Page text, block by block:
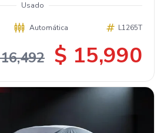
Usado
Automática L1265T
$ 15,990